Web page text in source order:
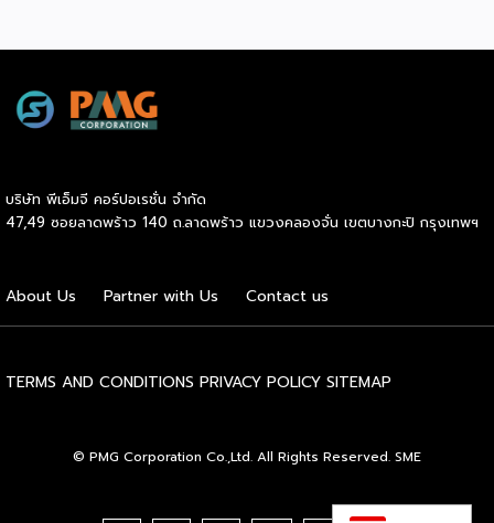
กรมพัฒนาธุรกิจการค้า กระทรวงพาณิชย์ เปิดเผยภายหลังเป็น
ประธานมอบประกาศนียบัตรแก่ผู้ประกอบการแฟรนไชส์ใน 2
กิจกรรมแรกเป็นการอบรมหลักสูตรการบริหารจัดการธุรกิจแฟรน
ไชส์ (DBD Franchise Program: DBD-FP) รุ่นที่ 29 ซึ่งเป็น
คุณวุฒิจากภาครัฐ ภาคเอกชน และสถาบันการศึกษา ที่มาร่วมบ่ม
เพาะความรู้เชิงปฏิบัติการให้แก่ผู้ประกอบธุรกิจแฟรนไชส์อย่างเข้ม
บริษัท พีเอ็มจี คอร์ปอเรชั่น จำกัด
47,49 ซอยลาดพร้าว 140 ถ.ลาดพร้าว แขวงคลองจั่น เขตบางกะปิ กรุงเทพฯ
About Us Partner with Us Contact us
TERMS AND CONDITIONS PRIVACY POLICY SITEMAP
© PMG Corporation Co.,Ltd. All Rights Reserved. SME